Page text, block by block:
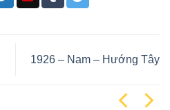
1926 – Nam – Hướng Tây